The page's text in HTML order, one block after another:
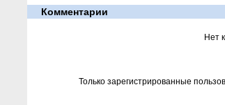
Комментарии
Нет
Только зарегистрированные